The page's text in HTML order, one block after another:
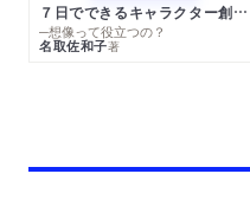
７日でできるキャラクター創作入門
─想像って役立つの？
名取佐和子著